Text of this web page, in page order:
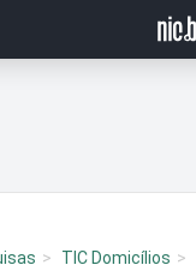
TIC Domicílios